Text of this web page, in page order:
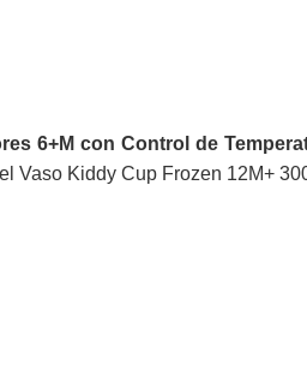
6+M con Control de
Vaso Kiddy Cup Frozen 12M+